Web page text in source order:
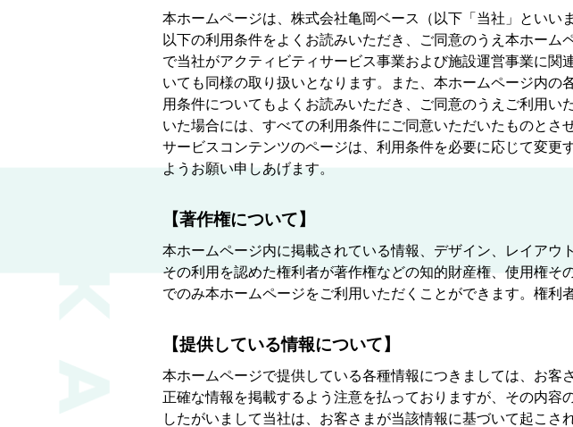
本ホームページは、株式会社亀岡ベース（以下「当社」といい
以下の利用条件をよくお読みいただき、ご同意のうえ本ホー
で当社がアクティビティサービス事業および施設運営事業に
いても同様の取り扱いとなります。また、本ホームページ内
用条件についてもよくお読みいただき、ご同意のうえご利用
いた場合には、すべての利用条件にご同意いただいたものと
サービスコンテンツのページは、利用条件を必要に応じて変
ようお願い申しあげます。
【著作権について】
本ホームページ内に掲載されている情報、デザイン、レイア
その利用を認めた権利者が著作権などの知的財産権、使用権
でのみ本ホームページをご利用いただくことができます。権利
【提供している情報について】
本ホームページで提供している各種情報につきましては、お
正確な情報を掲載するよう注意を払っておりますが、その内容
したがいまして当社は、お客さまが当該情報に基づいて起こ